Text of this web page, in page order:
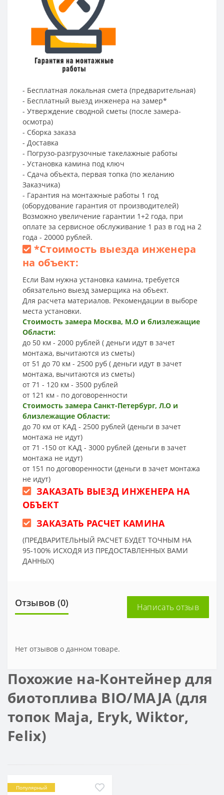
- Бесплатная локальная смета (предварительная)
- Бесплатный выезд инженера на замер*
- Утверждение сводной сметы (после замера-
осмотра)
- Сборка заказа
- Доставка
- Погрузо-разгрузочные такелажные работы
- Установка камина под ключ
- Сдача объекта, первая топка (по желанию
Заказчика)
- Гарантия на монтажные работы 1 год
(оборудование гарантия от производителей)
Возможно увеличение гарантии 1+2 года, при
оплате за сервисное обслуживание 1 раз в год на 2
года - 20000 рублей.
*Стоимость выезда инженера
на объект:
Если Вам нужна установка камина, требуется
обязательно выезд замерщика на объект.
Для расчета материалов. Рекомендации в выборе
места установки.
Стоимость замера Москва, М.О и близлежащие
Области:
до 50 км - 2000 рублей ( деньги идут в зачет
монтажа, вычитаются из сметы)
от 51 до 70 км - 2500 руб ( деньги идут в зачет
монтажа, вычитаются из сметы)
от 71 - 120 км - 3500 рублей
от 121 км - по договоренности
Стоимость замера Санкт-Петербург, Л.О и
близлежащие Области:
до 70 км от КАД - 2500 рублей (деньги в зачет
монтажа не идут)
от 71 -150 от КАД - 3000 рублей (деньги в зачет
монтажа не идут)
от 151 по договоренности (деньги в зачет монтажа
не идут)
ЗАКАЗАТЬ ВЫЕЗД ИНЖЕНЕРА НА
ОБЪЕКТ
ЗАКАЗАТЬ РАСЧЕТ КАМИНА
(ПРЕДВАРИТЕЛЬНЫЙ РАСЧЕТ БУДЕТ ТОЧНЫМ НА
95-100% ИСХОДЯ ИЗ ПРЕДОСТАВЛЕННЫХ ВАМИ
ДАННЫХ)
Отзывов (0) Написать отзыв
Нет отзывов о данном товаре.
Похожие на-Контейнер для
биотоплива BIO/MAJA (для
топок Maja, Eryk, Wiktor,
Felix)
Популярный